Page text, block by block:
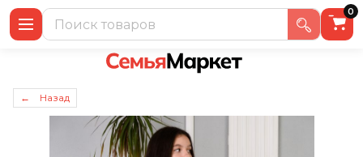
0
← Назад